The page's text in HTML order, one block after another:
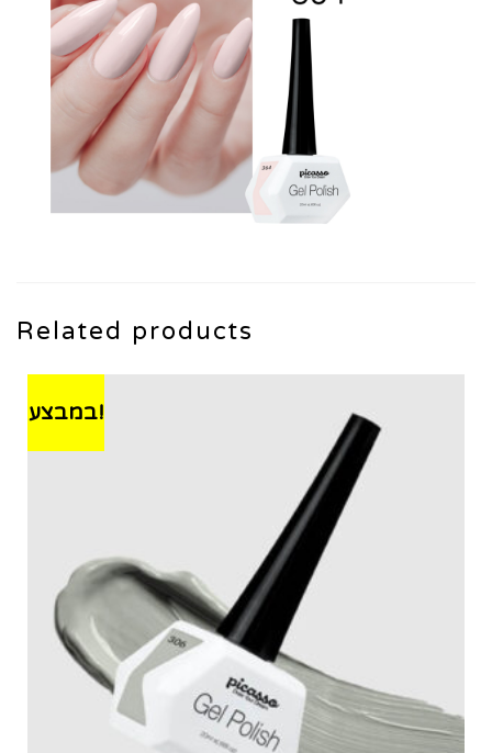
Related products
במבצע!